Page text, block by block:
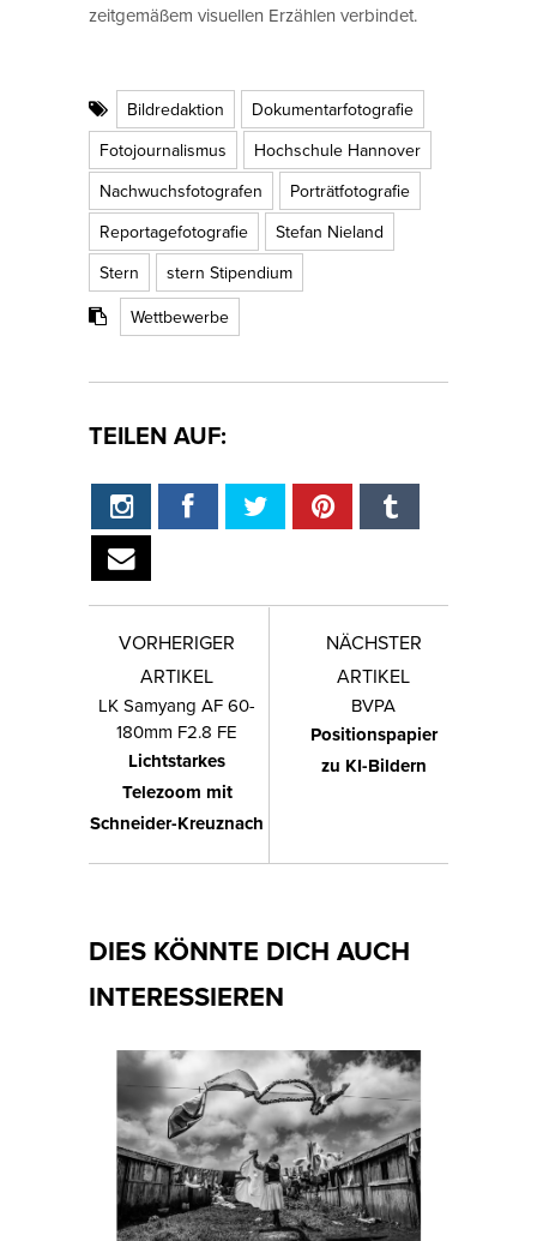
zeitgemäßem visuellen Erzählen verbindet.
Bildredaktion
Dokumentarfotografie
Fotojournalismus
Hochschule Hannover
Nachwuchsfotografen
Porträtfotografie
Reportagefotografie
Stefan Nieland
Stern
stern Stipendium
Wettbewerbe
TEILEN AUF:
VORHERIGER
ARTIKEL
LK Samyang AF 60-
180mm F2.8 FE
Lichtstarkes
Telezoom mit
Schneider-Kreuznach
NÄCHSTER
ARTIKEL
BVPA
Positionspapier
zu KI-Bildern
DIES KÖNNTE DICH AUCH
INTERESSIEREN